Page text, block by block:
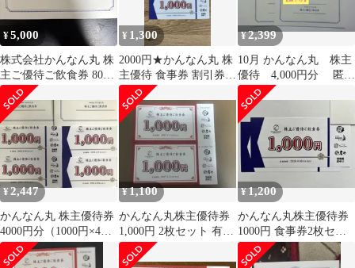
¥5,000
株式会社かんなん丸 株
主ご優待ご飲食券 8000
円分
¥ 1,300
2000円★かんなん丸 株
主優待 食事券 割引券
クーポン
¥2,399
10月 かんなん丸 株主
優待 4,000円分 匿名
配送 庄や直営店など
¥2,447
かんなん丸 株主優待券
4000円分（1000円×4
枚）【送料無料】
¥1,100
かんなん丸株主優待券
1,000円 2枚セット 有効
期限2027年4月末日まで
¥1,200
かんなん丸株主優待券
1000円 食事券2枚セッ
ト 庄や